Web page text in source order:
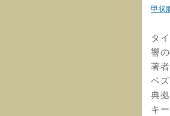
甲状
タ
響
著
ベ
典
キ